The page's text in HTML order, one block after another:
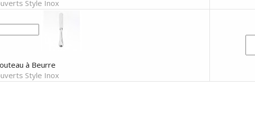
Style Inox
à Beurre
Style Inox